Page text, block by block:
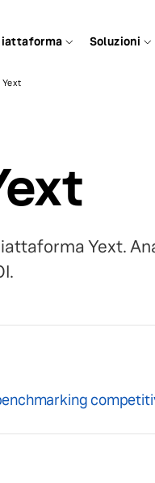
Soluzioni
Yext
Yext.